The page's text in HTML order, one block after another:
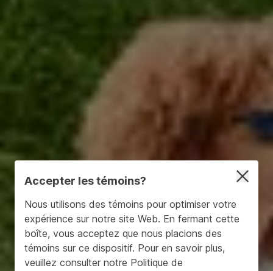
Accepter les témoins?
Nous utilisons des témoins pour optimiser votre
expérience sur notre site Web. En fermant cette
boîte, vous acceptez que nous placions des
témoins sur ce dispositif. Pour en savoir plus,
veuillez consulter notre Politique de